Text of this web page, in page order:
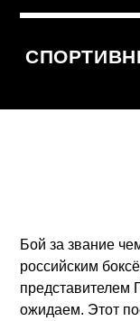
СЕЙЧАС В ЭФИРЕ
ARTIST
спорта, интервью,
спорта. В сетке
Проект ИА
Бой за звание
российским
ожидаем. Этот